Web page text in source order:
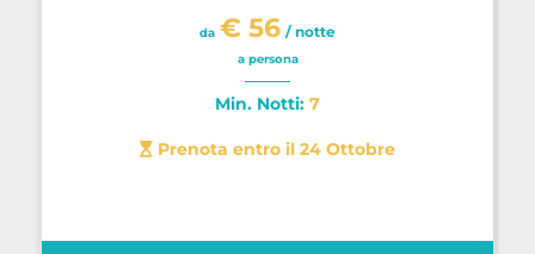
da € 56 / notte
a persona
Min. Notti: 7
Prenota entro il 24 Ottobre